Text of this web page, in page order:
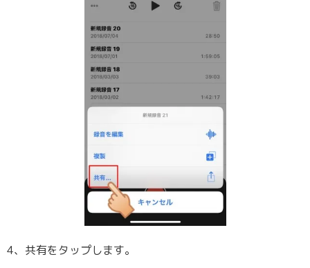
4、共有をタップします。